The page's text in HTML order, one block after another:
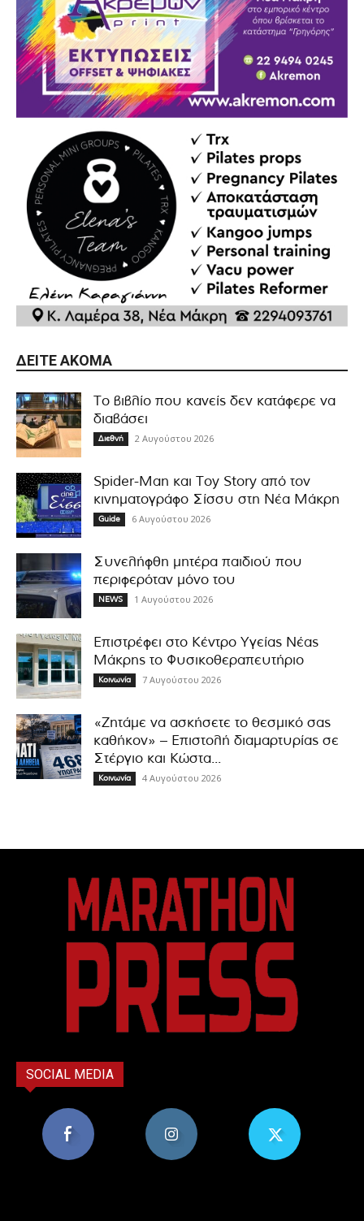
ΔΕΊΤΕ ΑΚΌΜΑ
Το βιβλίο που κανείς δεν κατάφερε να
διαβάσει
Διεθνή 2 Αυγούστου 2026
Spider-Man και Toy Story από τον
κινηματογράφο Σίσσυ στη Νέα Μάκρη
Guide 6 Αυγούστου 2026
Συνελήφθη μητέρα παιδιού που
περιφερόταν μόνο του
NEWS 1 Αυγούστου 2026
Επιστρέφει στο Κέντρο Υγείας Νέας
Μάκρης το Φυσικοθεραπευτήριο
Κοινωνία 7 Αυγούστου 2026
«Ζητάμε να ασκήσετε το θεσμικό σας
καθήκον» – Επιστολή διαμαρτυρίας σε
Στέργιο και Κώστα...
Κοινωνία 4 Αυγούστου 2026
SOCIAL MEDIA